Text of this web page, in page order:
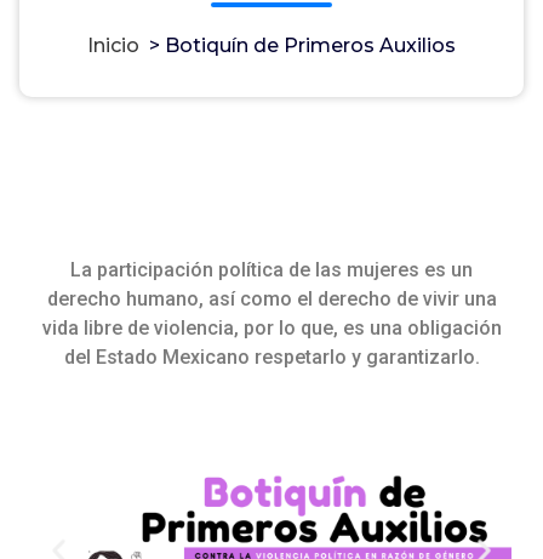
Inicio > Botiquín de Primeros Auxilios
La participación política de las mujeres es un
derecho humano, así como el derecho de vivir una
vida libre de violencia, por lo que, es una obligación
del Estado Mexicano respetarlo y garantizarlo.